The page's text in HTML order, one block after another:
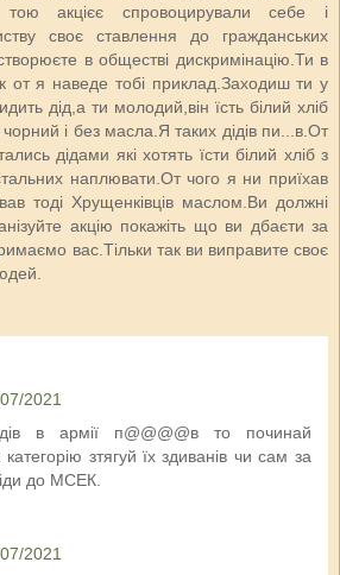
тою акцієє спровоцирували себе і
своє ставлення до гражданських
створюєте в обществі дискримінацію.Ти в
от я наведе тобі приклад.Заходиш ти у
дід,а ти молодий,він їсть білий хліб
і без масла.Я таких дідів пи...в.От
дідами які хотять їсти білий хліб з
наплювати.От чого я ни приїхав
тоді Хрущенківців маслом.Ви должні
акцію покажіть що ви дбаєти за
вас.Тільки так ви виправите своє
2021
в армії п@@@@в то починай
зтягуй їх здиванів чи сам за
до МСЕК.
2021